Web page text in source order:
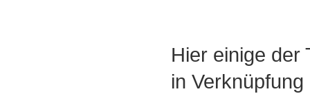
Hier einige der
in Verknüpfung